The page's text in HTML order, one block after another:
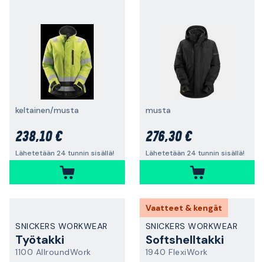
keltainen/musta
238,10 €
Lähetetään 24 tunnin sisällä!
musta
276,30 €
Lähetetään 24 tunnin sisällä!
SNICKERS WORKWEAR
Työtakki
1100 AllroundWork
Vaatteet & kengät
SNICKERS WORKWEAR
Softshelltakki
1940 FlexiWork